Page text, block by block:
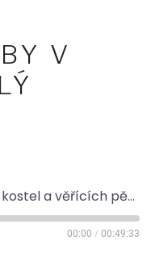
V
Josef Hurt: Realita kněžské služby v Sudetech? Suchý záchod, rozpadlý kostel a věřících pět a půl
00:00 / 00:49:33